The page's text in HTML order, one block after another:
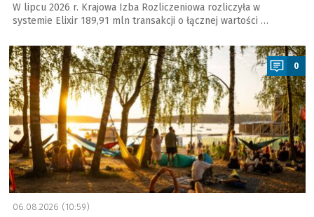
W lipcu 2026 r. Krajowa Izba Rozliczeniowa rozliczyła w
systemie Elixir 189,91 mln transakcji o łącznej wartości …
a
0
06.08.2026 (10:59)